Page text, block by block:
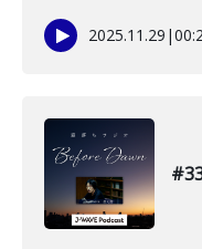
2025.11.29 |